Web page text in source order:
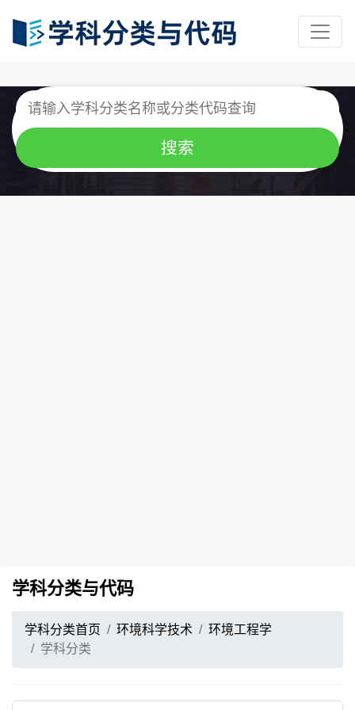
学科分类与代码
学科分类首页 环境科学技术
环境工程学
学科分类